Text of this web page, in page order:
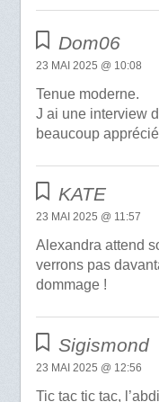
Dom06
23 MAI 2025 @ 10:08
Tenue moderne.
J ai une interview
beaucoup
KATE
23 MAI 2025 @ 11:57
Alexandra attend
verrons pas
dommage !
Sigismond
23 MAI 2025 @ 12:56
Tic tac tic tac,